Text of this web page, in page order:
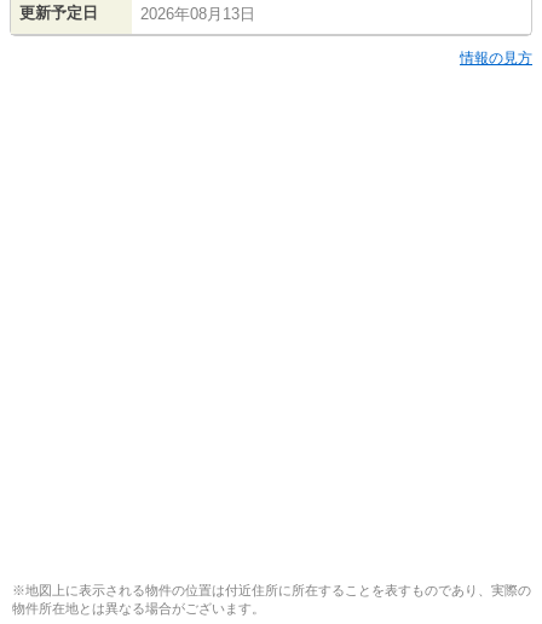
更新予定日 2026年08月13日
情報の見方
※地図上に表示される物件の位置は付近住所に所在することを表すものであり、実際の
物件所在地とは異なる場合がございます。